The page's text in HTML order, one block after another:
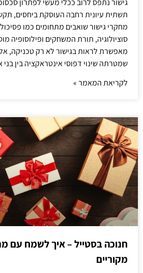
תשתית עיונית רחבה העוסקת ביחסים,
מחקרי גישור שואבים מתחומים כמו
סוציולוגיה, תורת המשחקים ופילוסופיה
מאפשרת לראות בגישור לא רק טכניקה,
שמטרתה שינוי דפוסי אינטראקציה בין
לקריאת המאמר »
חנוכה בסטייל – איך לשמח עם
מקוריים